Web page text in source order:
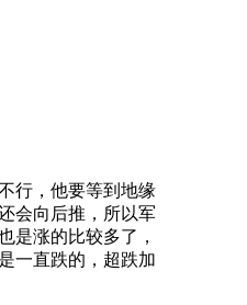
行，他要等到地缘
会向后推，所以军
是涨的比较多了，
一直跌的，超跌加